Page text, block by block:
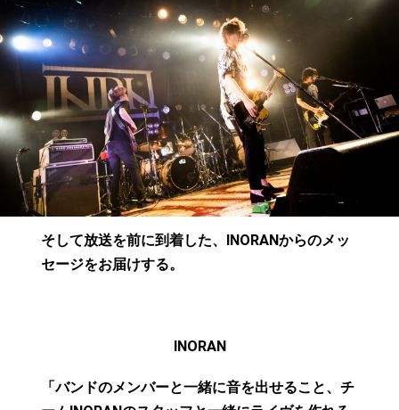
そして放送を前に到着した、INORANからのメッ
セージをお届けする。
INORAN
「バンドのメンバーと一緒に音を出せること、チ